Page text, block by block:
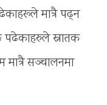
मात्रै पढ्न
पढेकाहरुले स्नातक
मात्रै सञ्चालनमा